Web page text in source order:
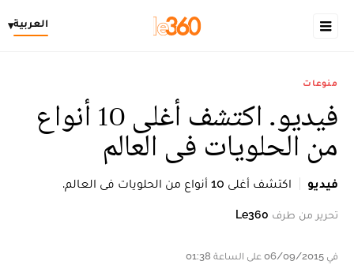
العربية▾
منوعات
فيديو. اكتشف أغلى 10 أنواع
من الحلويات فى العالم
فيديو اكتشف أغلى 10 أنواع من الحلويات فى العالم.
تحرير من طرف Le360
في 06/09/2015 على الساعة 01:38